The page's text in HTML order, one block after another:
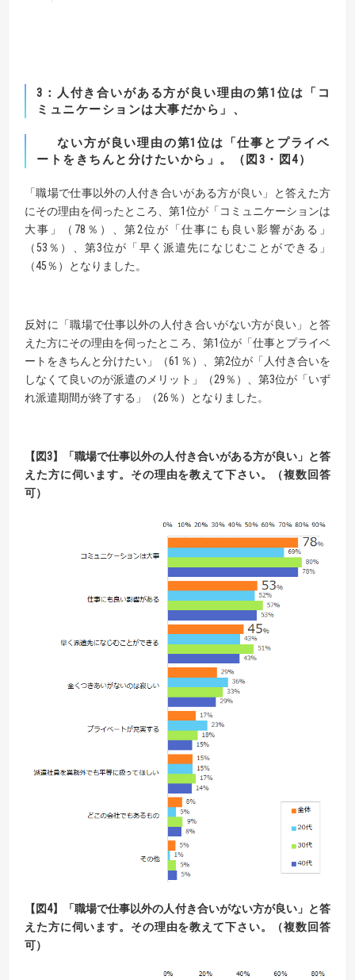
3：人付き合いがある方が良い理由の第1位は「コ
ミュニケーションは大事だから」、
ない方が良い理由の第1位は「仕事とプライベ
ートをきちんと分けたいから」。（図3・図4）
「職場で仕事以外の人付き合いがある方が良い」と答えた方
にその理由を伺ったところ、第1位が「コミュニケーションは
大事」（78％）、第2位が「仕事にも良い影響がある」
（53％）、第3位が「早く派遣先になじむことができる」
（45％）となりました。
反対に「職場で仕事以外の人付き合いがない方が良い」と答
えた方にその理由を伺ったところ、第1位が「仕事とプライベ
ートをきちんと分けたい」（61％）、第2位が「人付き合いを
しなくて良いのが派遣のメリット」（29％）、第3位が「いず
れ派遣期間が終了する」（26％）となりました。
【図3】「職場で仕事以外の人付き合いがある方が良い」と答
えた方に伺います。その理由を教えて下さい。（複数回答
可）
【図4】「職場で仕事以外の人付き合いがない方が良い」と答
えた方に伺います。 その理由を教えて下さい。（複数回答
可）